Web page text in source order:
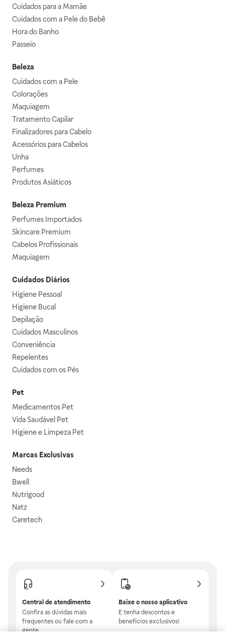
Cuidados para a Mamãe
Cuidados com a Pele do Bebê
Hora do Banho
Passeio
Beleza
Cuidados com a Pele
Colorações
Maquiagem
Tratamento Capilar
Finalizadores para Cabelo
Acessórios para Cabelos
Unha
Perfumes
Produtos Asiáticos
Beleza Premium
Perfumes Importados
Skincare Premium
Cabelos Profissionais
Maquiagem
Cuidados Diários
Higiene Pessoal
Higiene Bucal
Depilação
Cuidados Masculinos
Conveniência
Repelentes
Cuidados com os Pés
Pet
Medicamentos Pet
Vida Saudável Pet
Higiene e Limpeza Pet
Marcas Exclusivas
Needs
Bwell
Nutrigood
Natz
Caretech
Central de atendimento
Confira as dúvidas mais
frequentes ou fale com a
gente.
Baixe o nosso aplicativo
E tenha descontos e
benefícios exclusivos!